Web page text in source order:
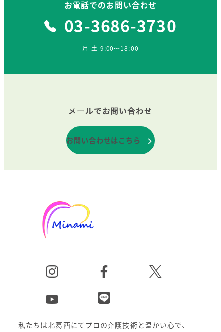
お電話でのお問い合わせ
03-3686-3730
月-土 9:00〜18:00
メールでお問い合わせ
お問い合わせはこちら
私たちは北葛西にてプロの介護技術と温かい心で、